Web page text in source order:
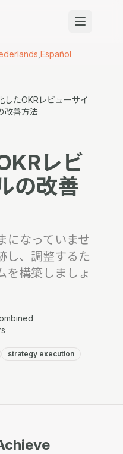
Español
したOKRレビューサイ
改善方法
レビ
の改善
になっていませ
し、調整するた
を構築しましょ
strategy execution